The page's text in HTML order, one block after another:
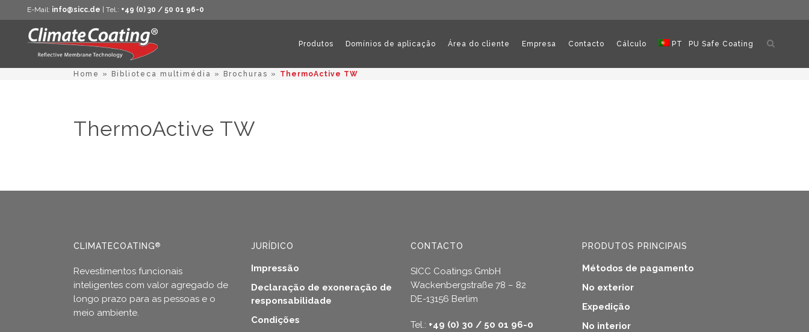
E-Mail: info@sicc.de | Tel.: +49 (0) 30 / 50 01 96-0
Abrir
Produtos Domínios de aplicação Área do cliente Empresa Contacto Cálculo PT PU Safe Coating
Home » Biblioteca multimédia » Brochuras » ThermoActive TW
ThermoActive TW
CLIMATECOATING®
Revestimentos funcionais
inteligentes com valor agregado de
longo prazo para as pessoas e o
meio ambiente.
JURÍDICO
Impressão
Declaração de exoneração de
responsabilidade
Condições
CONTACTO
SICC Coatings GmbH
Wackenbergstraße 78 – 82
DE-13156 Berlim
Tel.: +49 (0) 30 / 50 01 96-0
PRODUTOS PRINCIPAIS
Métodos de pagamento
No exterior
Expedição
No interior